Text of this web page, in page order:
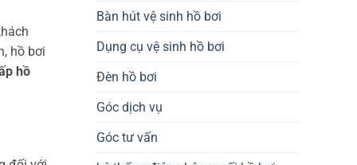
hồ bơi
hồ
Bàn hút vệ sinh hồ bơi
Dụng cụ vệ sinh hồ bơi
Đèn hồ bơi
Góc dịch vụ
Góc tư vấn